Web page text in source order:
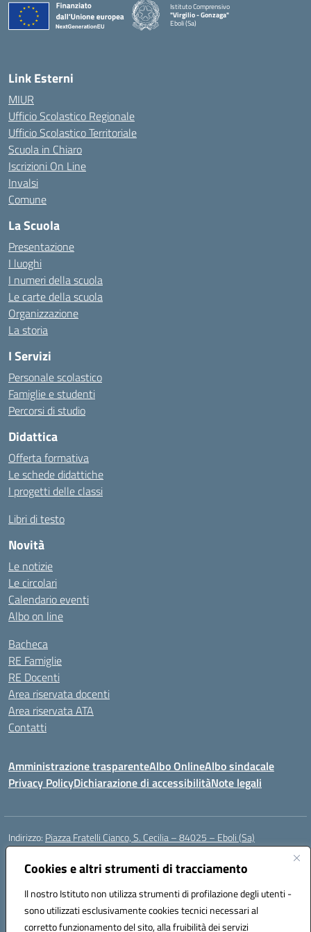
Cookies e altri strumenti di tracciamento
Il nostro Istituto non utilizza strumenti di profilazione degli utenti -
sono utilizzati esclusivamente cookies tecnici necessari al
corretto funzionamento del sito, alla fruibilità dei servizi
Istituto Comprensivo
"Virgilio - Gonzaga"
Eboli (Sa)
Link Esterni
MIUR
Ufficio Scolastico Regionale
Ufficio Scolastico Territoriale
Scuola in Chiaro
Iscrizioni On Line
Invalsi
Comune
La Scuola
Presentazione
I luoghi
I numeri della scuola
Le carte della scuola
Organizzazione
La storia
I Servizi
Personale scolastico
Famiglie e studenti
Percorsi di studio
Didattica
Offerta formativa
Le schede didattiche
I progetti delle classi
Libri di testo
Novità
Le notizie
Le circolari
Calendario eventi
Albo on line
Bacheca
RE Famiglie
RE Docenti
Area riservata docenti
Area riservata ATA
Contatti
Amministrazione trasparenteAlbo OnlineAlbo sindacale
Privacy PolicyDichiarazione di accessibilitàNote legali
Indirizzo: Piazza Fratelli Cianco, S. Cecilia – 84025 – Eboli (Sa)
Centralino:
Posta elettronica certificata (PEC):saic81900c@pec.istruzione.it
Codice fiscale: 91028680659
Codice meccanografico:SAIC81900C
Codice Indice delle Pubbliche Amministrazioni (IPA): istsc_saic81900c